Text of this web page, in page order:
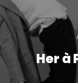
Her à